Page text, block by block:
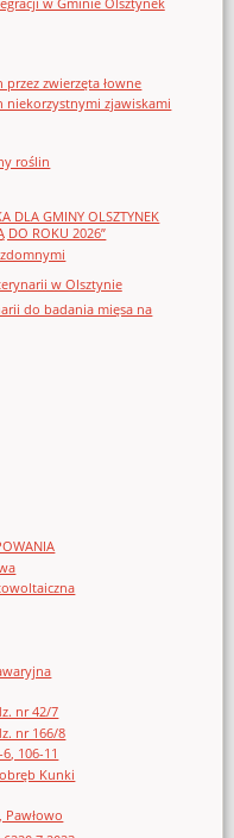
zwierzęta łowne
niekorzystnymi zjawiskami
roślin
DLA GMINY OLSZTYNEK
DO ROKU 2026”
w Olsztynie
do badania mięsa na
nr 42/7
nr 166/8
106-11
Kunki
Pawłowo